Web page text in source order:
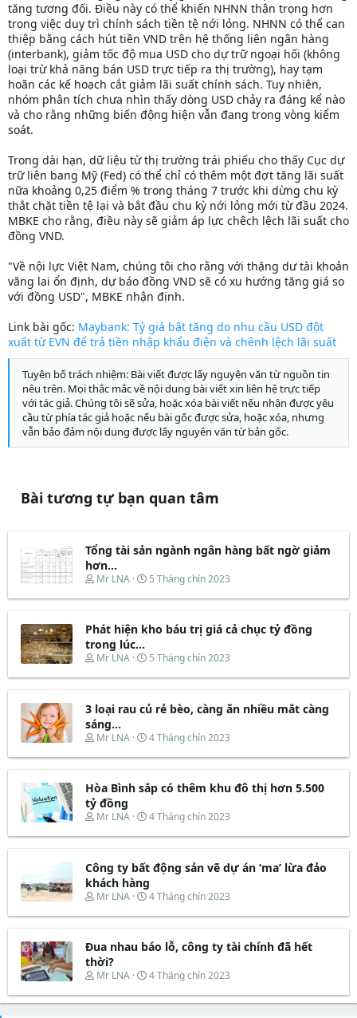
tăng tương đối. Điều này có thể khiến NHNN thận trọng hơn
trong việc duy trì chính sách tiền tệ nới lỏng. NHNN có thể can
thiệp bằng cách hút tiền VND trên hệ thống liên ngân hàng
(interbank), giảm tốc độ mua USD cho dự trữ ngoại hối (không
loại trừ khả năng bán USD trực tiếp ra thị trường), hay tạm
hoãn các kế hoạch cắt giảm lãi suất chính sách. Tuy nhiên,
nhóm phân tích chưa nhìn thấy dòng USD chảy ra đáng kể nào
và cho rằng những biến động hiện vẫn đang trong vòng kiểm
soát.
Trong dài hạn, dữ liệu từ thị trường trái phiếu cho thấy Cục dự
trữ liên bang Mỹ (Fed) có thể chỉ có thêm một đợt tăng lãi suất
nữa khoảng 0,25 điểm % trong tháng 7 trước khi dừng chu kỳ
thắt chặt tiền tệ lại và bắt đầu chu kỳ nới lỏng mới từ đầu 2024.
MBKE cho rằng, điều này sẽ giảm áp lực chêch lệch lãi suất cho
đồng VND.
"Về nội lực Việt Nam, chúng tôi cho rằng với thặng dư tài khoản
vãng lai ổn định, dự báo đồng VND sẽ có xu hướng tăng giá so
với đồng USD", MBKE nhận định.
Link bài gốc: Maybank: Tỷ giá bật tăng do nhu cầu USD đột
xuất từ EVN để trả tiền nhập khẩu điện và chênh lệch lãi suất
Tuyên bố trách nhiệm: Bài viết được lấy nguyên văn từ nguồn tin
nêu trên. Mọi thắc mắc về nội dung bài viết xin liên hệ trực tiếp
với tác giả. Chúng tôi sẽ sửa, hoặc xóa bài viết nếu nhận được yêu
cầu từ phía tác giả hoặc nếu bài gốc được sửa, hoặc xóa, nhưng
vẫn bảo đảm nội dung được lấy nguyên văn từ bản gốc.
Bài tương tự bạn quan tâm
Tổng tài sản ngành ngân hàng bất ngờ giảm
hơn...
T
r
a
d
s
a
t
e
r
Mr LNA
N
à
b
t
ầ
5 Tháng chín 2023
Phát hiện kho báu trị giá cả chục tỷ đồng
trong lúc...
T
r
a
d
s
a
t
r
Mr LNA
N
à
b
t
ầ
5 Tháng chín 2023
3 loại rau củ rẻ bèo, càng ăn nhiều mắt càng
sáng...
T
r
a
d
s
a
t
r
Mr LNA
N
à
b
t
ầ
4 Tháng chín 2023
Hòa Bình sắp có thêm khu đô thị hơn 5.500
tỷ đồng
T
r
a
d
s
a
t
e
r
Mr LNA
N
à
b
ắ
t
ầ
4 Tháng chín 2023
Công ty bất động sản vẽ dự án ‘ma’ lừa đảo
khách hàng
T
r
a
d
s
a
Mr LNA
N
à
b
t
ầ
4 Tháng chín 2023
Đua nhau báo lỗ, công ty tài chính đã hết
thời?
T
r
Mr LNA
N
à
4 Tháng chín 2023